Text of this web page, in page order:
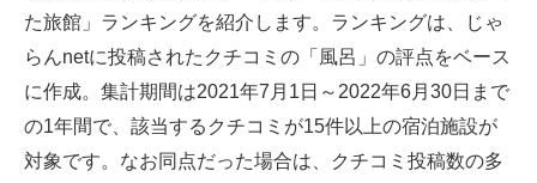
モノづくり技術者専門サイト
エレクトロニクス専門サイト
た旅館」ランキングを紹介します。ランキングは、じゃ
らんnetに投稿されたクチコミの「風呂」の評点をベース
に作成。集計期間は2021年7月1日～2022年6月30日まで
の1年間で、該当するクチコミが15件以上の宿泊施設が
対象です。なお同点だった場合は、クチコミ投稿数の多